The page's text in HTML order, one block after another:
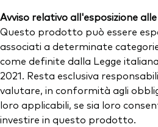
Avviso relativo all'esposizione
Questo prodotto può essere
associati a determinate
come definite dalla Legge
2021. Resta esclusiva
valutare, in conformità agli
loro applicabili, se sia loro
investire in questo prodotto.